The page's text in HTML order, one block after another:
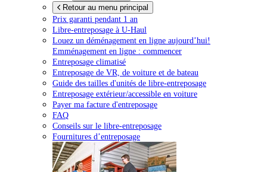
Retour au menu principal
Prix garanti pendant 1 an
Libre-entreposage à U-Haul
Louez un déménagement en ligne aujourd’hui!
Emménagement en ligne : commencer
Entreposage climatisé
Entreposage de VR, de voiture et de bateau
Guide des tailles d'unités de libre-entreposage
Entreposage extérieur/accessible en voiture
Payer ma facture d'entreposage
FAQ
Conseils sur le libre-entreposage
Fournitures d’entreposage